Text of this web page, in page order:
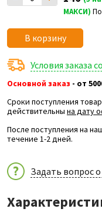
МАКСИ)
В корзину
Условия заказа
Основной заказ - от
Сроки поступления
действительны на дату
После поступления на
течение 1-2 дней.
Задать вопрос